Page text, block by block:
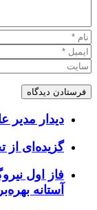
دیدار مدیر
گزیده‌ای از
فاز اول
آستانه